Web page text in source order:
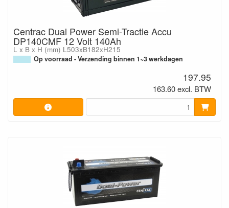
Centrac Dual Power Semi-Tractie Accu
DP140CMF 12 Volt 140Ah
L x B x H (mm) L503xB182xH215
Op voorraad - Verzending binnen 1~3 werkdagen
197.95
163.60 excl. BTW